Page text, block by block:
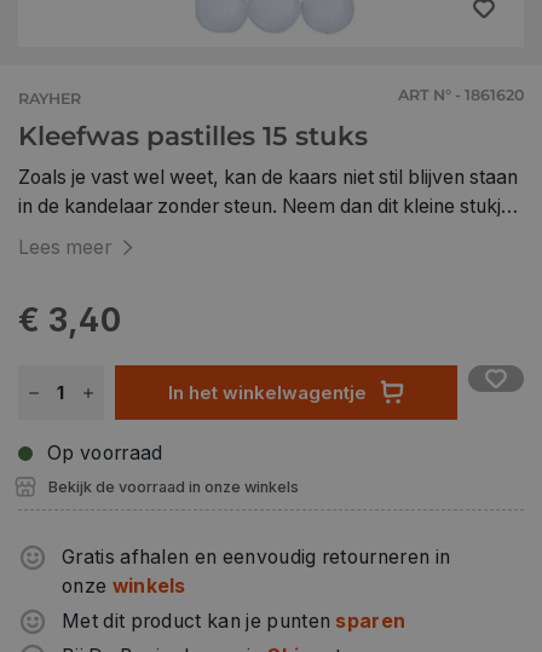
RAYHER ART N° - 1861620
Kleefwas pastilles 15 stuks
Zoals je vast wel weet, kan de kaars niet stil blijven staan ​​
in de kandelaar zonder steun. Neem dan dit kleine stukje
kleefwas en de kaars zal recht en stabiel staan.
oppervlakken.
Lees meer
€ 3,40
In het winkelwagentje
Op voorraad
Bekijk de voorraad in onze winkels
Gratis afhalen en eenvoudig retourneren in
onze winkels
Met dit product kan je punten sparen